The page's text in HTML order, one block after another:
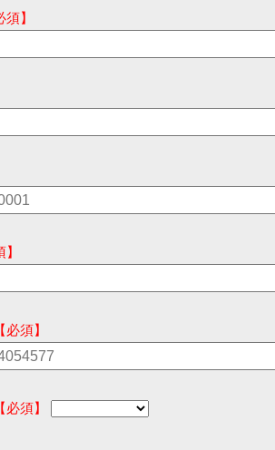
須】
】
【必須】
【必須】